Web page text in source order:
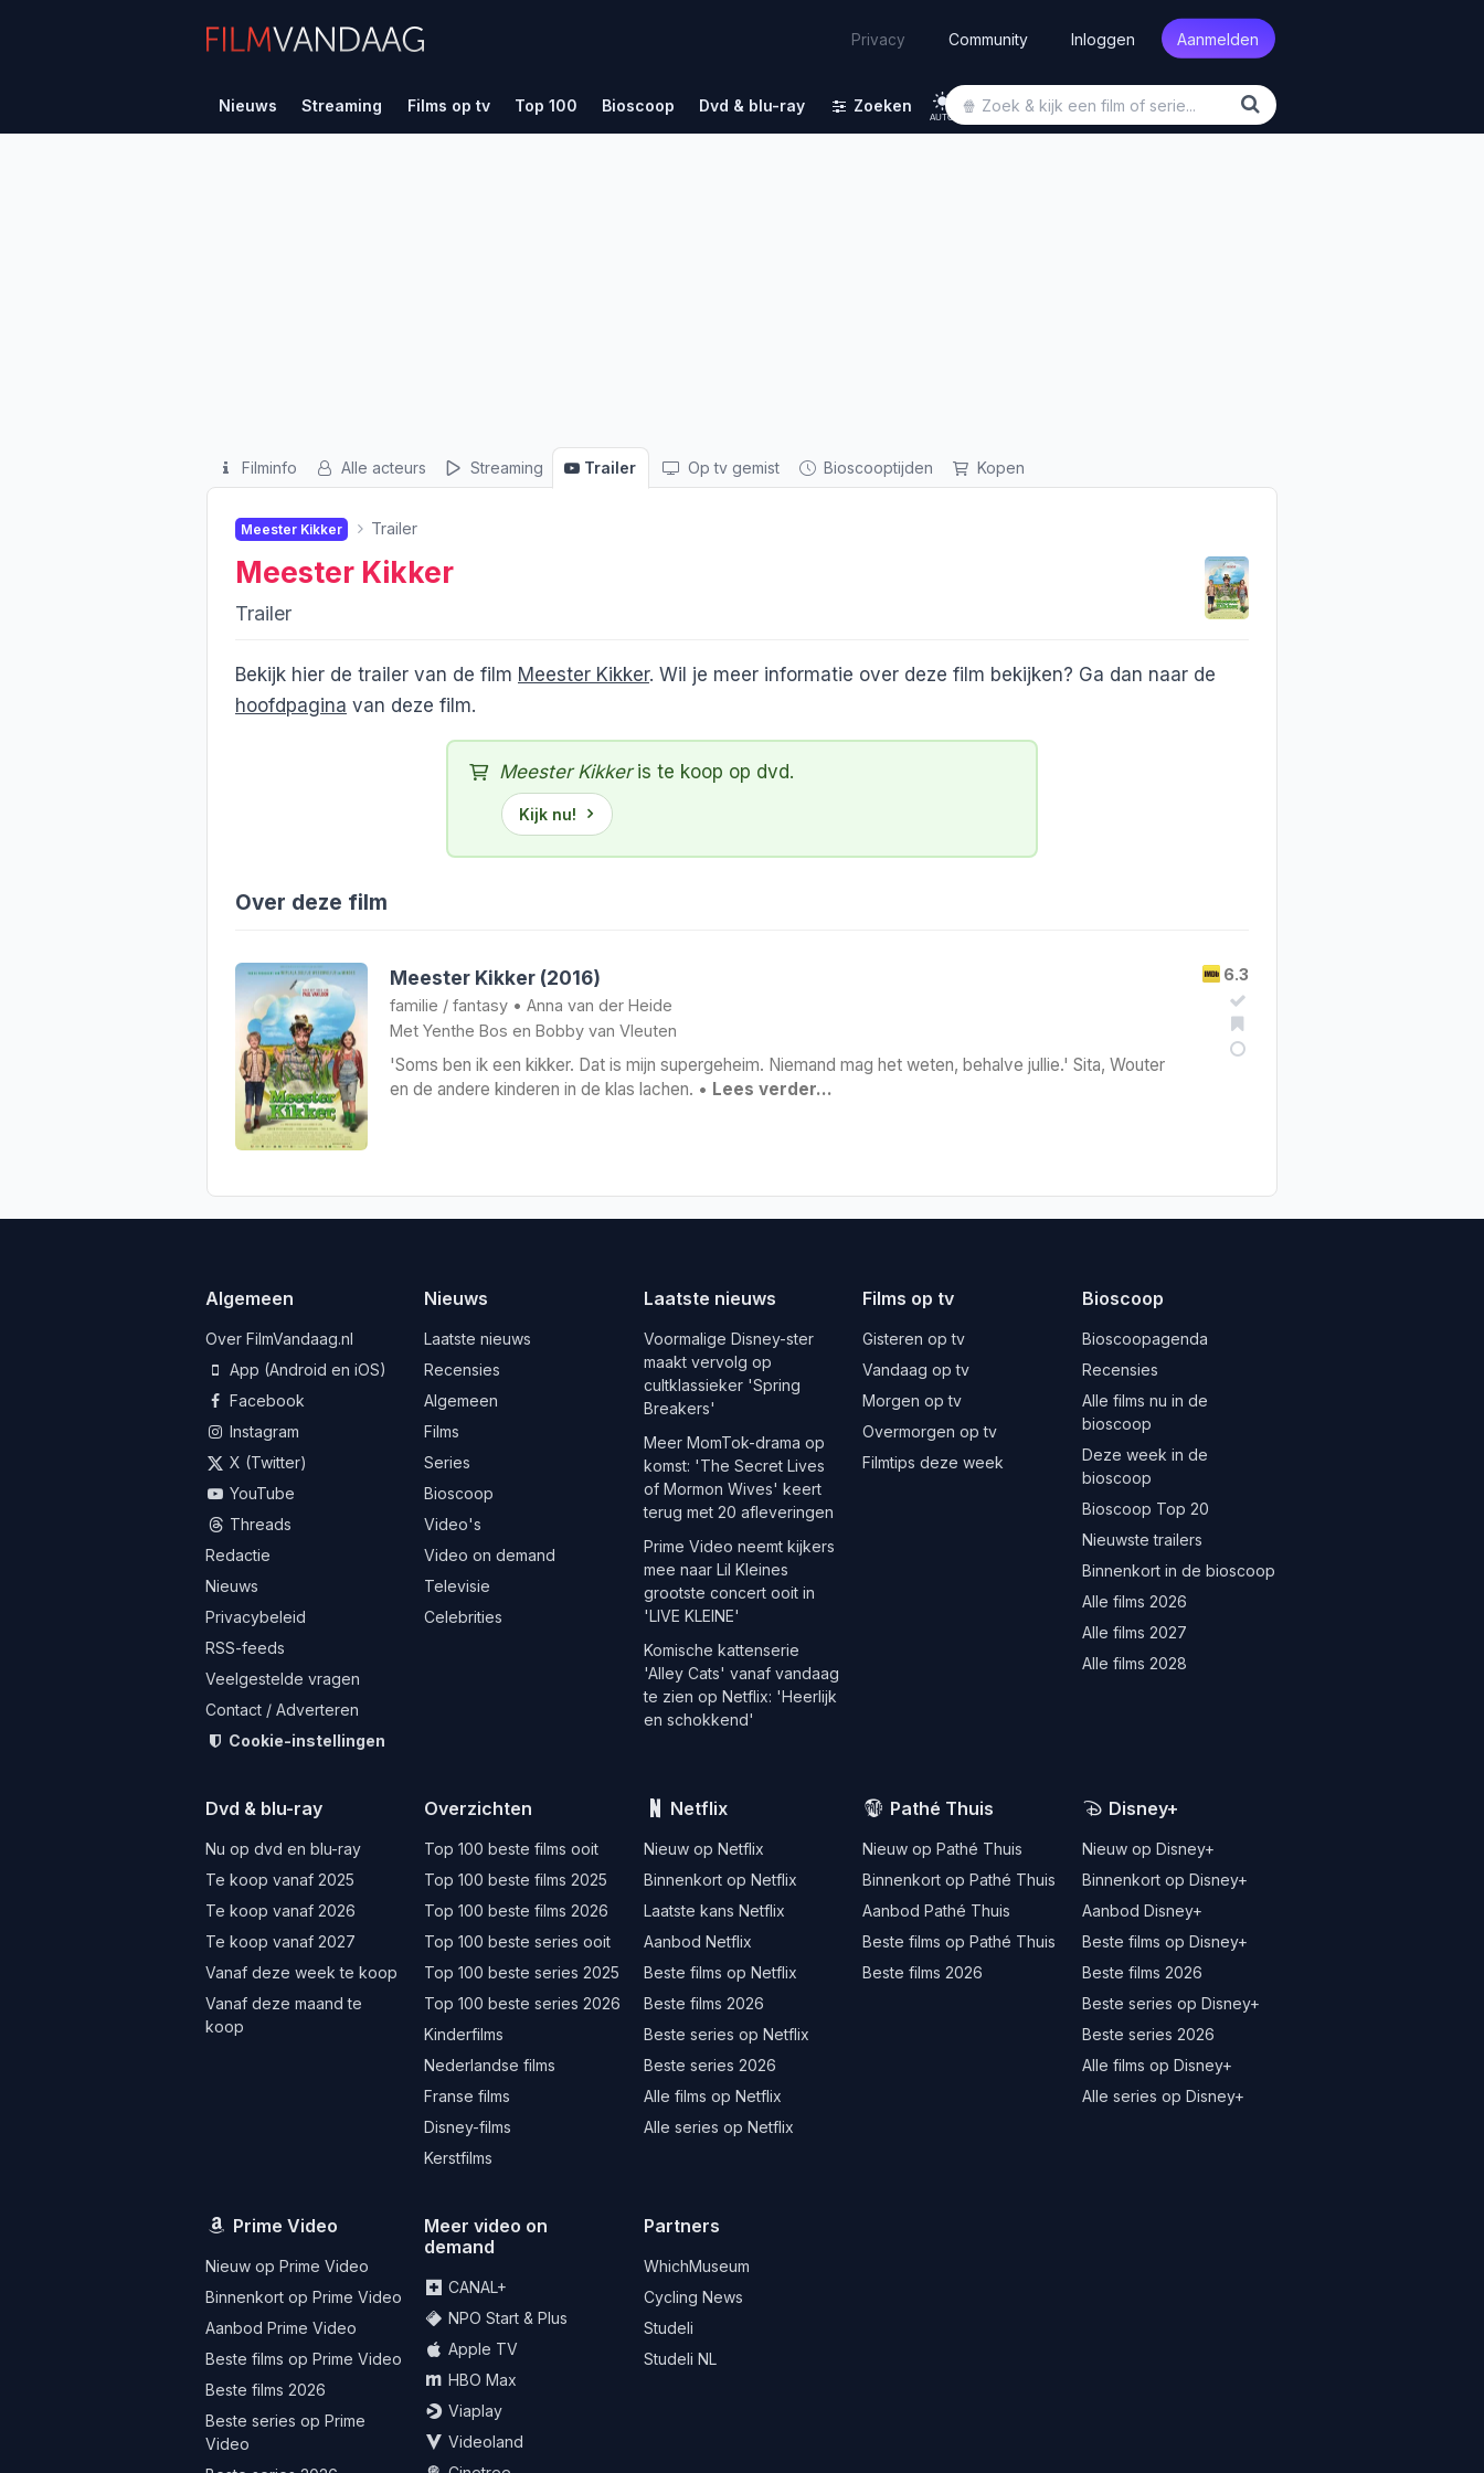
Privacy Community Inloggen Aanmelden
Nieuws Streaming Films op tv Top 100 Bioscoop Dvd & blu-ray Zoeken
AUTO
Filminfo Alle acteurs Streaming Trailer Op tv gemist Bioscooptijden Kopen
Meester Kikker Trailer
Meester Kikker
Trailer
Bekijk hier de trailer van de film Meester Kikker. Wil je meer informatie over deze film bekijken? Ga dan naar de
hoofdpagina van deze film.
Meester Kikkeris te koop op dvd.
Kijk nu!
Over deze film
6.3
Meester Kikker (2016)
familie / fantasy • Anna van der Heide
Met Yenthe Bos en Bobby van Vleuten
'Soms ben ik een kikker. Dat is mijn supergeheim. Niemand mag het weten, behalve jullie.' Sita, Wouter
en de andere kinderen in de klas lachen. • Lees verder…
Algemeen
Over FilmVandaag.nl
App (Android en iOS)
Facebook
Instagram
X (Twitter)
YouTube
Threads
Redactie
Nieuws
Privacybeleid
RSS-feeds
Veelgestelde vragen
Contact / Adverteren
Cookie-instellingen
Nieuws
Laatste nieuws
Recensies
Algemeen
Films
Series
Bioscoop
Video's
Video on demand
Televisie
Celebrities
Laatste nieuws
Voormalige Disney-ster
maakt vervolg op
cultklassieker 'Spring
Breakers'
Meer MomTok-drama op
komst: 'The Secret Lives
of Mormon Wives' keert
terug met 20 afleveringen
Prime Video neemt kijkers
mee naar Lil Kleines
grootste concert ooit in
'LIVE KLEINE'
Komische kattenserie
'Alley Cats' vanaf vandaag
te zien op Netflix: 'Heerlijk
en schokkend'
Films op tv
Gisteren op tv
Vandaag op tv
Morgen op tv
Overmorgen op tv
Filmtips deze week
Bioscoop
Bioscoopagenda
Recensies
Alle films nu in de
bioscoop
Deze week in de
bioscoop
Bioscoop Top 20
Nieuwste trailers
Binnenkort in de bioscoop
Alle films 2026
Alle films 2027
Alle films 2028
Dvd & blu-ray
Nu op dvd en blu-ray
Te koop vanaf 2025
Te koop vanaf 2026
Te koop vanaf 2027
Vanaf deze week te koop
Vanaf deze maand te
koop
Overzichten
Top 100 beste films ooit
Top 100 beste films 2025
Top 100 beste films 2026
Top 100 beste series ooit
Top 100 beste series 2025
Top 100 beste series 2026
Kinderfilms
Nederlandse films
Franse films
Disney-films
Kerstfilms
Netflix
Nieuw op Netflix
Binnenkort op Netflix
Laatste kans Netflix
Aanbod Netflix
Beste films op Netflix
Beste films 2026
Beste series op Netflix
Beste series 2026
Alle films op Netflix
Alle series op Netflix
Pathé Thuis
Nieuw op Pathé Thuis
Binnenkort op Pathé Thuis
Aanbod Pathé Thuis
Beste films op Pathé Thuis
Beste films 2026
Disney+
Nieuw op Disney+
Binnenkort op Disney+
Aanbod Disney+
Beste films op Disney+
Beste films 2026
Beste series op Disney+
Beste series 2026
Alle films op Disney+
Alle series op Disney+
Prime Video
Nieuw op Prime Video
Binnenkort op Prime Video
Aanbod Prime Video
Beste films op Prime Video
Beste films 2026
Beste series op Prime
Video
Meer video on
demand
CANAL+
NPO Start & Plus
Apple TV
HBO Max
Viaplay
Videoland
Partners
WhichMuseum
Cycling News
Studeli
Studeli NL